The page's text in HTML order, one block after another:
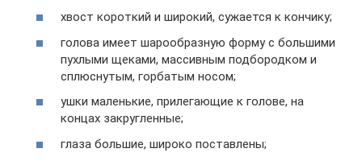
хвост короткий и широкий, сужается к кончику;
голова имеет шарообразную форму с большими
пухлыми щеками, массивным подбородком и
сплюснутым, горбатым носом;
ушки маленькие, прилегающие к голове, на
концах закругленные;
глаза большие, широко поставлены;